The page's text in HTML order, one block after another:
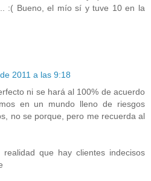
:( Bueno, el mío sí y tuve 10 en la
2011 a las 9:18
ni se hará al 100% de acuerdo
en un mundo lleno de riesgos
no se porque, pero me recuerda al
que hay clientes indecisos